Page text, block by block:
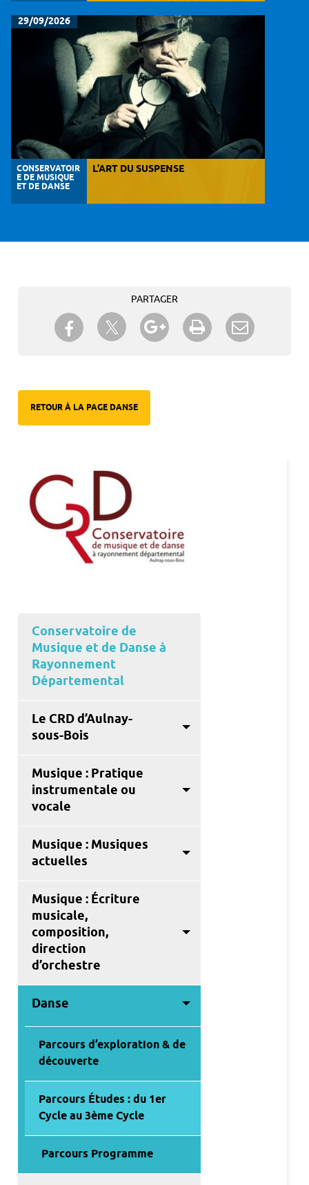
29/09/2026
CONSERVATOIR
E DE MUSIQUE
ET DE DANSE
L’ART DU SUSPENSE
PARTAGER
Partager sur Facebook
Partager sur TwitterPartager sur Google+
Imprimer
RETOUR À LA PAGE DANSE
Conservatoire de
Musique et de Danse à
Rayonnement
Départemental
Le CRD d’Aulnay-
sous-Bois
Musique : Pratique
instrumentale ou
vocale
Musique : Musiques
actuelles
Musique : Écriture
musicale,
composition,
direction
d’orchestre
Danse
Parcours d’exploration & de
découverte
Parcours Études : du 1er
Cycle au 3ème Cycle
Parcours Programme